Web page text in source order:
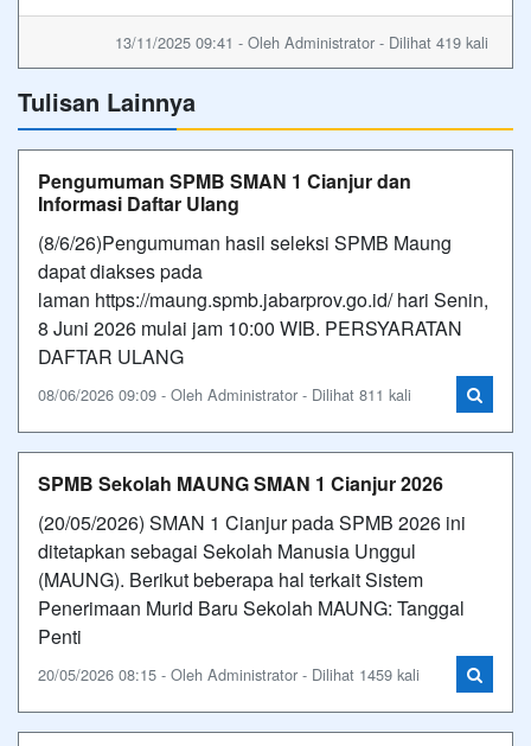
13/11/2025 09:41 - Oleh Administrator - Dilihat 419 kali
Tulisan Lainnya
Pengumuman SPMB SMAN 1 Cianjur dan
Informasi Daftar Ulang
(8/6/26)Pengumuman hasil seleksi SPMB Maung
dapat diakses pada
laman https://maung.spmb.jabarprov.go.id/ hari Senin,
8 Juni 2026 mulai jam 10:00 WIB. PERSYARATAN
DAFTAR ULANG
08/06/2026 09:09 - Oleh Administrator - Dilihat 811 kali
SPMB Sekolah MAUNG SMAN 1 Cianjur 2026
(20/05/2026) SMAN 1 Cianjur pada SPMB 2026 ini
ditetapkan sebagai Sekolah Manusia Unggul
(MAUNG). Berikut beberapa hal terkait Sistem
Penerimaan Murid Baru Sekolah MAUNG: Tanggal
Penti
20/05/2026 08:15 - Oleh Administrator - Dilihat 1459 kali